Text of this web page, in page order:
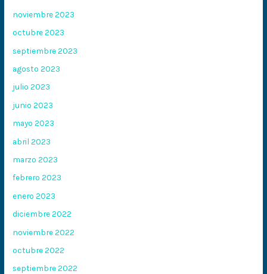
noviembre 2023
octubre 2023
septiembre 2023
agosto 2023
julio 2023
junio 2023
mayo 2023
abril 2023
marzo 2023
febrero 2023
enero 2023
diciembre 2022
noviembre 2022
octubre 2022
septiembre 2022